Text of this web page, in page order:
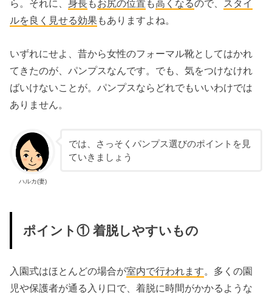
ら。それに、身長もお尻の位置 も高くなるので、 スタイ
ルを良く見せる効果もありますよね。
いずれにせよ、昔から女性のフォーマル靴としてはかれ
てきたのが、パンプスなんです。でも、気をつけなけれ
ばいけないことが。パンプスならどれでもいいわけでは
ありません。
ハルカ(妻)
では、さっそくパンプス選びのポイントを見
ていきましょう
ポイント① 着脱しやすいもの
入園式はほとんどの場合が室内で行われます。多くの園
児や保護者が通る入り口で、着脱に時間がかかるような